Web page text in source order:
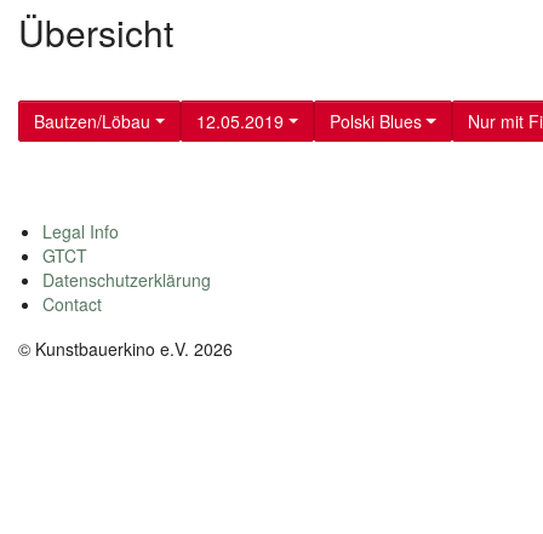
Übersicht
Bautzen/Löbau 12.05.2019 Polski Blues Nur mit
Legal Info
GTCT
Datenschutzerklärung
Contact
© Kunstbauerkino e.V. 2026